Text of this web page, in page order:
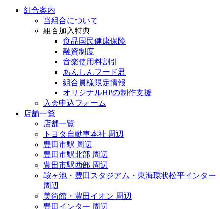
組合案内
当組合について
組合加入特典
食品国民健康保険
融資制度
音楽使用料割引
あんしんフード君
組合員様限定情報
オリジナルHPの制作支援
入会申込フォーム
店舗一覧
店舗一覧
トヨタ自動車本社 周辺
豊田市駅 周辺
豊田市駅北部 周辺
豊田市駅西部 周辺
鞍ヶ池・豊田スタジアム・東海環状松平インター
周辺
美術館・豊田イオン 周辺
豊田インター 周辺